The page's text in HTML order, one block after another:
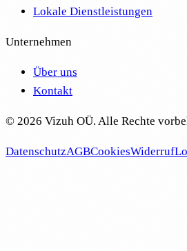
Lokale Dienstleistungen
Unternehmen
Über uns
Kontakt
© 2026 Vizuh OÜ. Alle Rechte
DatenschutzAGBCookiesWiderruf